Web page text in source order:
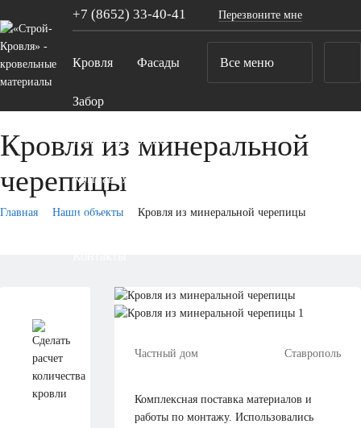
+7 (8652) 33-40-41 Перезвоните мне
Кровля Фасады
Забор
Комплектующие
Компания
Акции
Все меню
Кровля из минеральной
черепицы
Главная Наши объекты Кровля из минеральной черепицы
Частный дом Ставрополь
Комплексная поставка материалов и
работы по монтажу. Использовались